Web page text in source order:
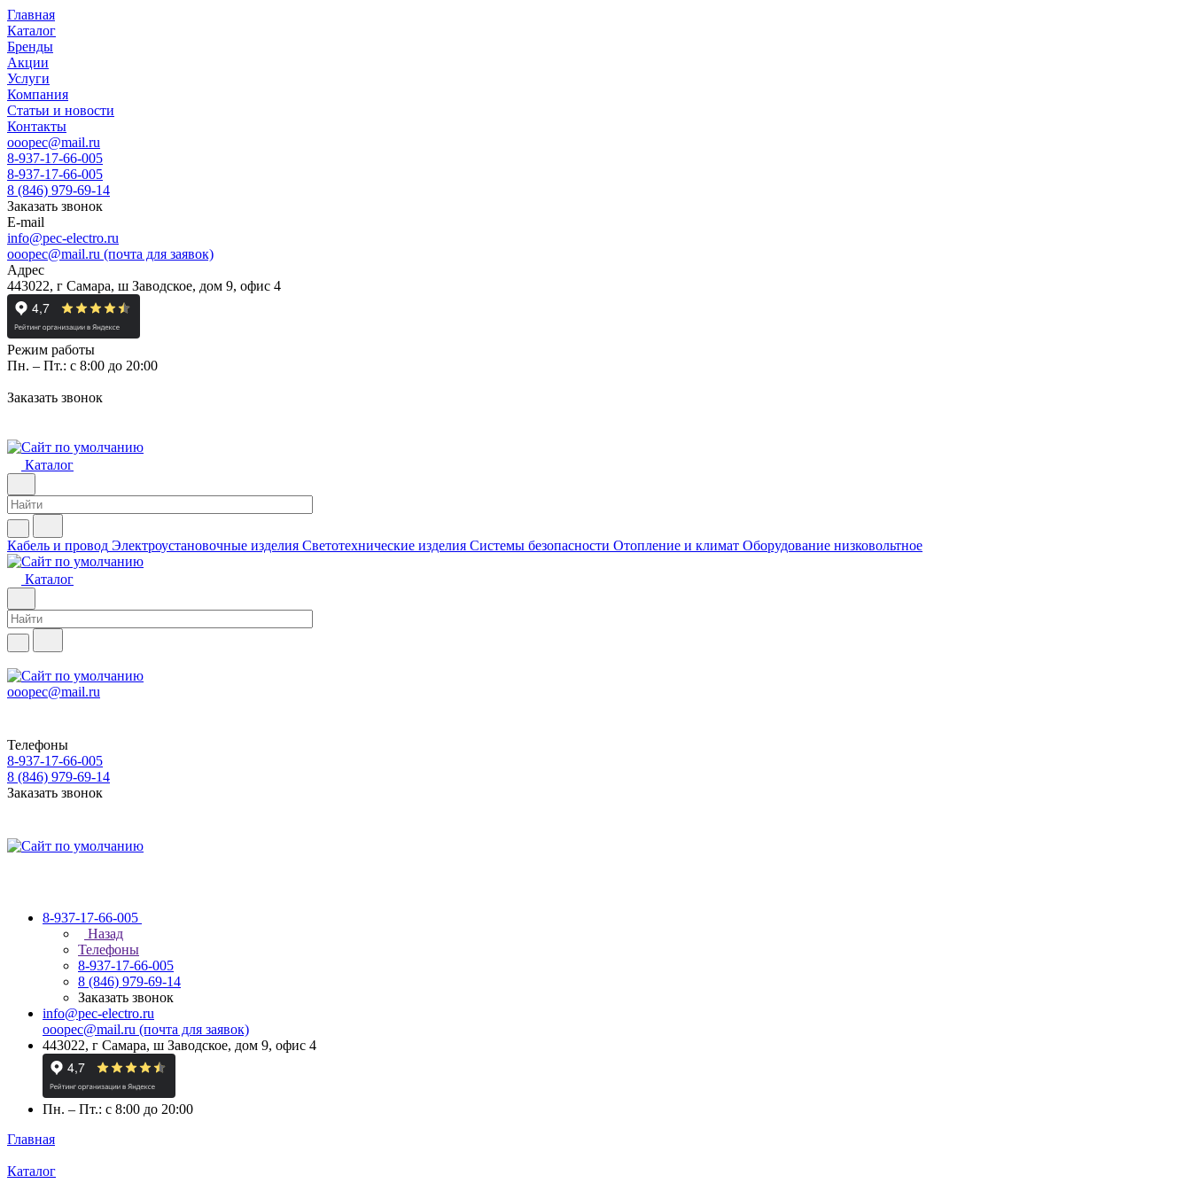
Главная
Каталог
Бренды
Акции
Услуги
Компания
Статьи и новости
Контакты
ooopec@mail.ru
8-937-17-66-005
8-937-17-66-005
8 (846) 979-69-14
Заказать звонок
E-mail
info@pec-electro.ru
ooopec@mail.ru (почта для заявок)
Адрес
443022, г Самара, ш Заводское, дом 9, офис 4
Режим работы
Пн. – Пт.: с 8:00 до 20:00
Заказать звонок
Каталог
Кабель и провод Электроустановочные изделия Светотехнические изделия Системы безопасности Отопление и климат Оборудование низковольтное
Каталог
ooopec@mail.ru
Телефоны
8-937-17-66-005
8 (846) 979-69-14
Заказать звонок
8-937-17-66-005
Назад
Телефоны
8-937-17-66-005
8 (846) 979-69-14
Заказать звонок
info@pec-electro.ru
ooopec@mail.ru (почта для заявок)
443022, г Самара, ш Заводское, дом 9, офис 4
Пн. – Пт.: с 8:00 до 20:00
Главная
Каталог